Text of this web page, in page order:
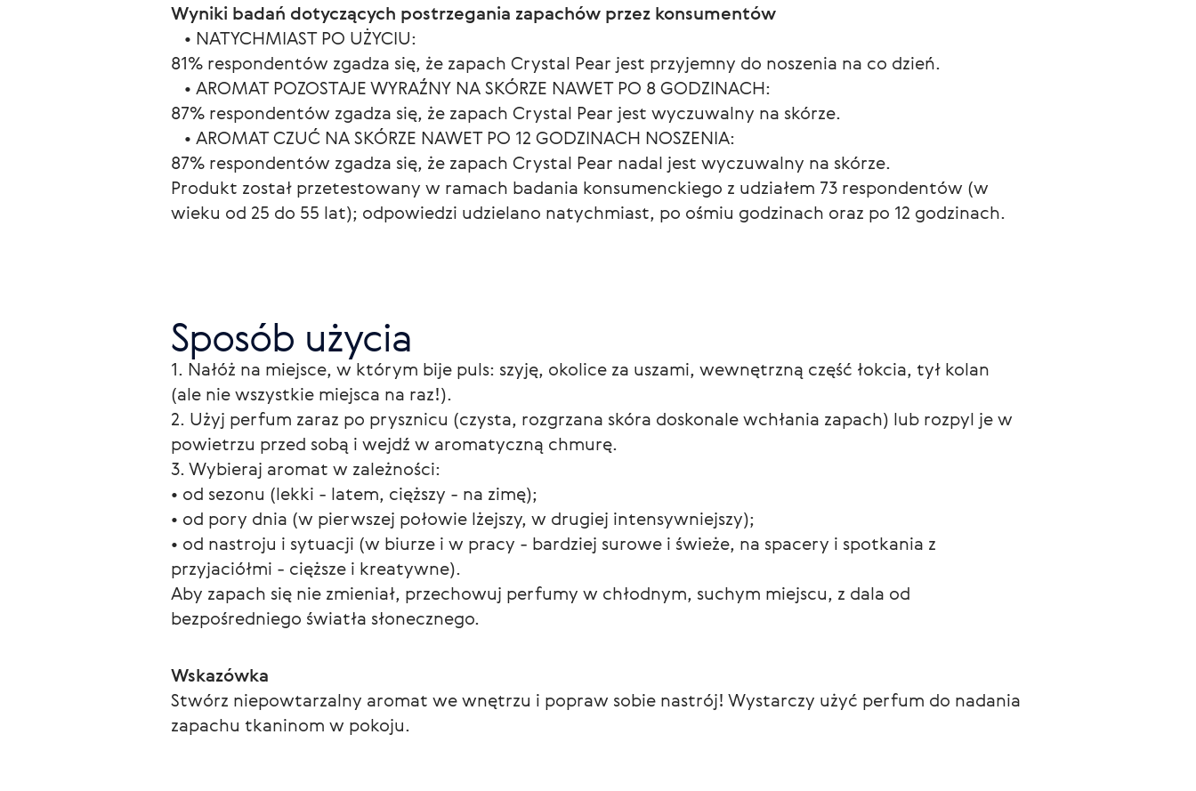
Wyniki badań dotyczących postrzegania zapachów przez konsumentów
• NATYCHMIAST PO UŻYCIU:
81% respondentów zgadza się, że zapach Crystal Pear jest przyjemny do noszenia na co dzień.
• AROMAT POZOSTAJE WYRAŹNY NA SKÓRZE NAWET PO 8 GODZINACH:
87% respondentów zgadza się, że zapach Crystal Pear jest wyczuwalny na skórze.
• AROMAT CZUĆ NA SKÓRZE NAWET PO 12 GODZINACH NOSZENIA:
87% respondentów zgadza się, że zapach Crystal Pear nadal jest wyczuwalny na skórze.
Produkt został przetestowany w ramach badania konsumenckiego z udziałem 73 respondentów (w
wieku od 25 do 55 lat); odpowiedzi udzielano natychmiast, po ośmiu godzinach oraz po 12 godzinach.
Sposób użycia
1. Nałóż na miejsce, w którym bije puls: szyję, okolice za uszami, wewnętrzną część łokcia, tył kolan
(ale nie wszystkie miejsca na raz!).
2. Użyj perfum zaraz po prysznicu (czysta, rozgrzana skóra doskonale wchłania zapach) lub rozpyl je w
powietrzu przed sobą i wejdź w aromatyczną chmurę.
3. Wybieraj aromat w zależności:
• od sezonu (lekki - latem, cięższy - na zimę);
• od pory dnia (w pierwszej połowie lżejszy, w drugiej intensywniejszy);
• od nastroju i sytuacji (w biurze i w pracy - bardziej surowe i świeże, na spacery i spotkania z
przyjaciółmi - cięższe i kreatywne).
Aby zapach się nie zmieniał, przechowuj perfumy w chłodnym, suchym miejscu, z dala od
bezpośredniego światła słonecznego.
Wskazówka
Stwórz niepowtarzalny aromat we wnętrzu i popraw sobie nastrój! Wystarczy użyć perfum do nadania
zapachu tkaninom w pokoju.